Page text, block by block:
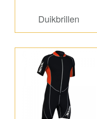
Duikbrillen